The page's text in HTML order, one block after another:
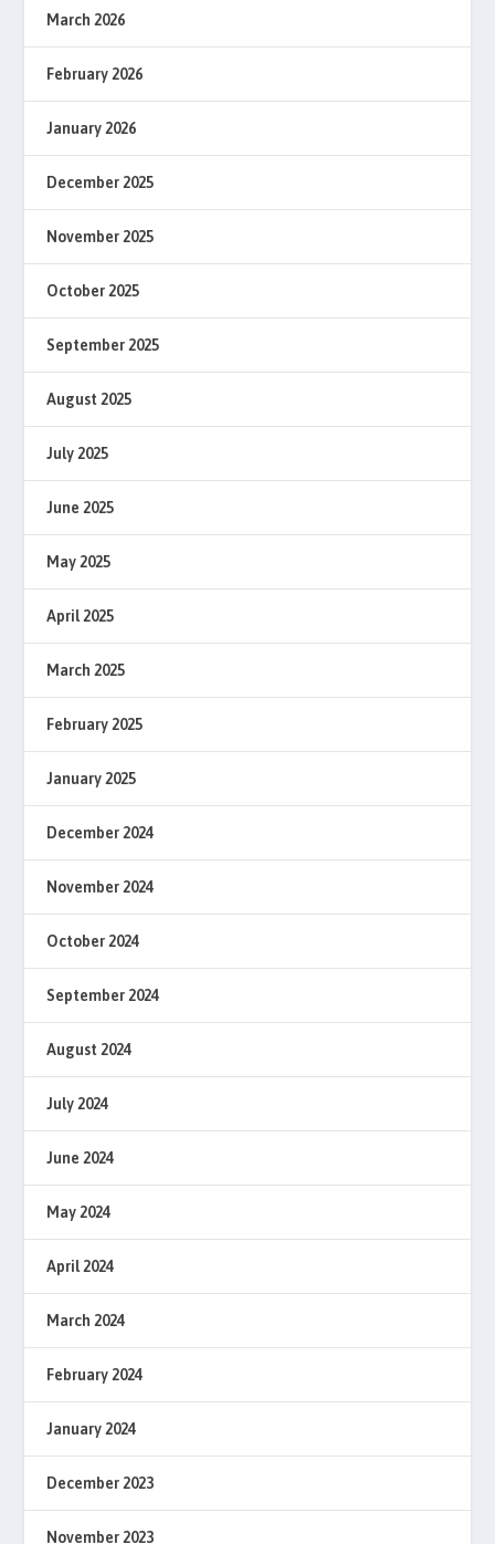
March 2026
February 2026
January 2026
December 2025
November 2025
October 2025
September 2025
August 2025
July 2025
June 2025
May 2025
April 2025
March 2025
February 2025
January 2025
December 2024
November 2024
October 2024
September 2024
August 2024
July 2024
June 2024
May 2024
April 2024
March 2024
February 2024
January 2024
December 2023
November 2023